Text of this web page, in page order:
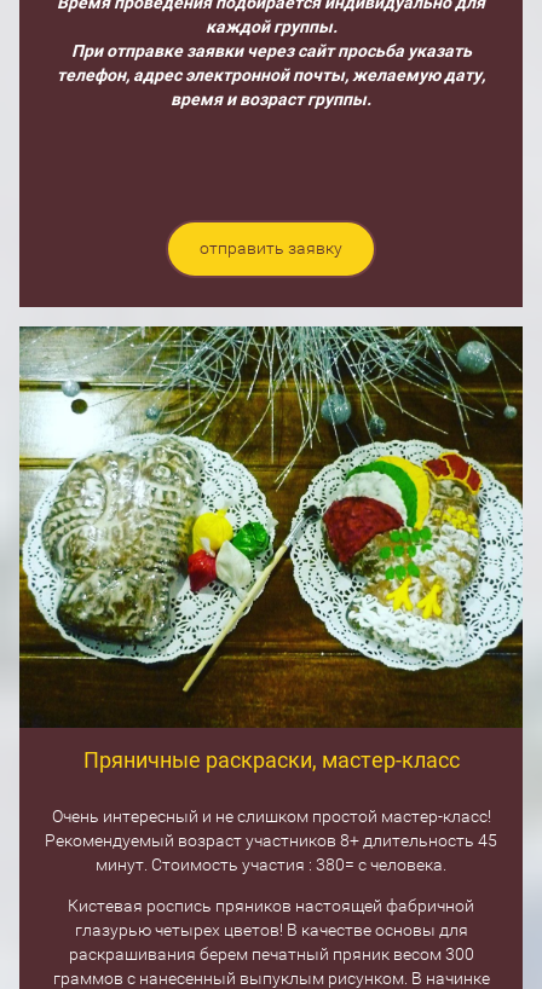
каждой группы.
При отправке заявки через сайт просьба указать
телефон, адрес электронной почты, желаемую дату,
время и возраст группы.
отправить заявку
Пряничные раскраски, мастер-класс
Очень интересный и не слишком простой мастер-класс!
Рекомендуемый возраст участников 8+ длительность 45
минут. Стоимость участия : 380= с человека.
Кистевая роспись пряников настоящей фабричной
глазурью четырех цветов! В качестве основы для
раскрашивания берем печатный пряник весом 300
граммов с нанесенный выпуклым рисунком. В начинке